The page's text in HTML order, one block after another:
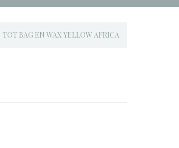
TOT BAG EN WAX YELLOW AFRICA